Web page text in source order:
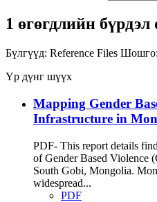
1 өгөгдлийн бүрдэл
Бүлгүүд: Reference Files Шошго:
Үр дүнг шүүх
Mapping Gender
Infrastructure in
PDF- This report details
of Gender Based Violence
South Gobi, Mongolia.
widespread...
PDF